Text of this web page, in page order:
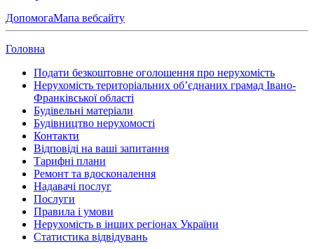
ДопомогаМапа вебсайту
Головна
Подати безкоштовне оголошення про нерухомість
Нерухомість територіальних об’єднаних грамад Івано-
Франківської області
Будівельні матеріали
Будівництво нерухомості
Контакти
Відповіді на ваші запитання
Тарифні плани
Ремонт та вдосконалення
Надавачі послуг
Послуги
Правила і умови
Нерухомість в інших регіонах України
Статистика відвідувань